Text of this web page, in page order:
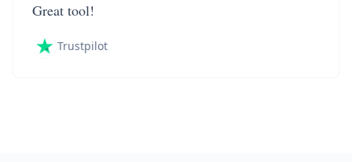
Great tool!
Trustpilot